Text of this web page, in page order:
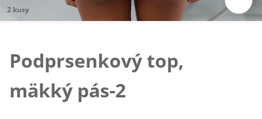
2 kusy
Podprsenkový top,
mäkký pás-2